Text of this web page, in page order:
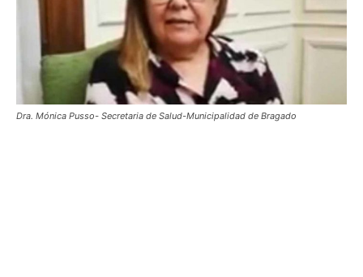
Dra. Mónica Pusso- Secretaria de Salud-Municipalidad de Bragado